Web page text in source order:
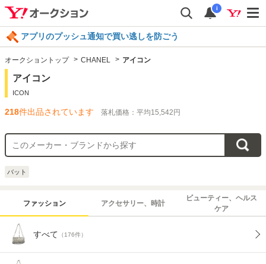
i
アプリのプッシュ通知で買い逃しを防ごう
オークショントップ CHANEL アイコン
アイコン
ICON
218件出品されています 落札価格：平均15,542円
バット
ファッション アクセサリー、時計
ビューティー、ヘルス
ケア
すべて （176件）